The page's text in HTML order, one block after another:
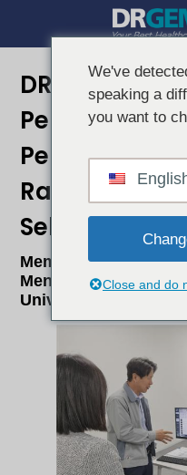
DRGEM
Pendidikan
Radiasi
Selatan
Memajukan Solusi
Mendatang Dalam
Universitas Gimcheon
We've
speaking a
you want to
Close and do